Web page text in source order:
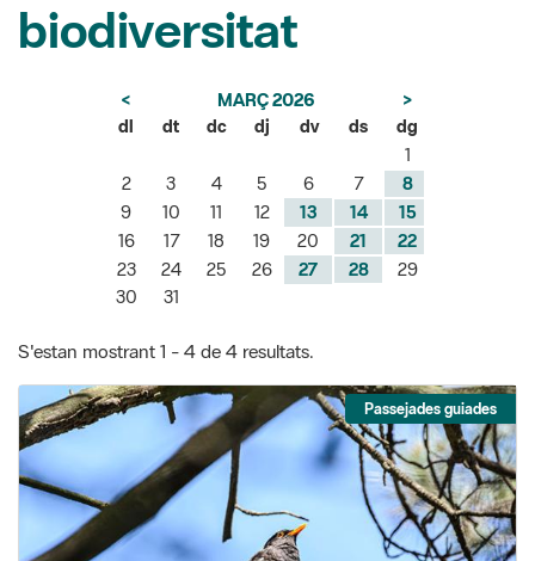
< MARÇ 2026
dl
dt dc dj
2
4 5 6
8
9
10 11 12 13 14
15
22
23
24 25 26 27 28
29
30
31
S'estan mostrant 1 - 4 de 4 resultats.